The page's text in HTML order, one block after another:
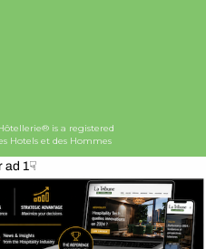
is a registered
Hotels et des Hommes
ad 1☟